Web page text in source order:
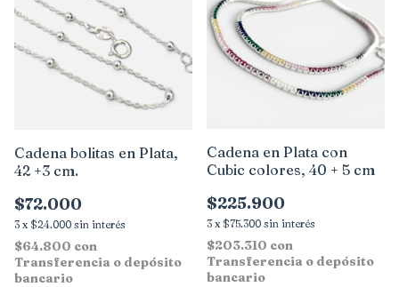
Cadena bolitas en Plata,
42 +3 cm.
$72.000
3 x $24.000 sin interés
$64.800 con
Transferencia o depósito
bancario
Cadena en Plata con
Cubic colores, 40 + 5 cm
$225.900
3 x $75.300 sin interés
$203.310 con
Transferencia o depósito
bancario